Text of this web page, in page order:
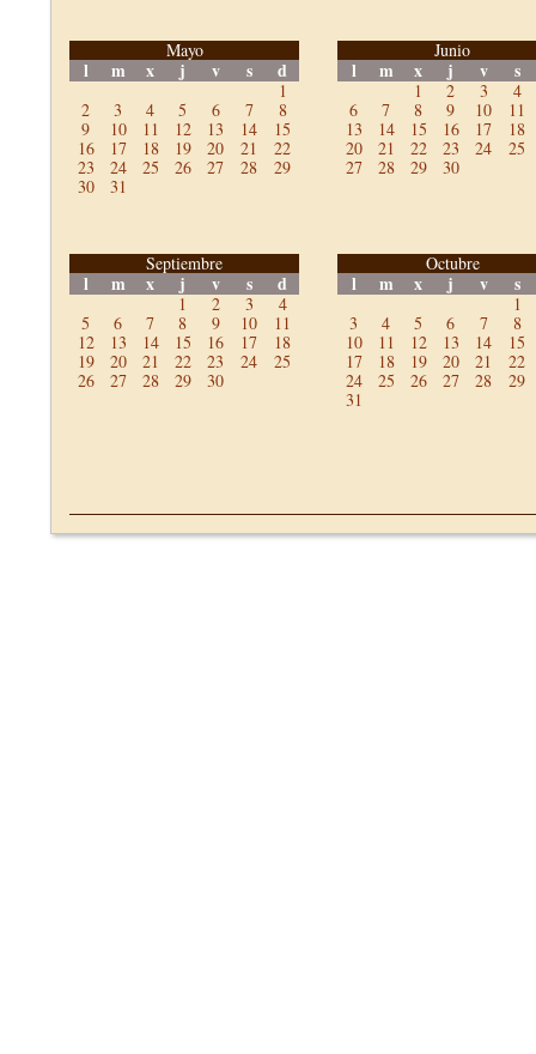
Mayo
l m x j v s d
1
2
3 4 5 6 7
8
9
10 11 12 13 14
15
16
17 18 19 20 21
22
23
24 25 26 27 28
29
30
31
Junio
l m x j v s
1 2 3
4
6
7 8 9 10
11
13
14 15 16 17
18
20
21 22 23 24
25
27
28 29 30
Septiembre
l m x j v s d
1 2 3
4
5
6 7 8 9 10
11
12
13 14 15 16 17
18
19
20 21 22 23 24
25
26
27 28 29 30
Octubre
l m x j v s
1
3
4 5 6 7
8
10
11 12 13 14
15
17
18 19 20 21
22
24
25 26 27 28
29
31